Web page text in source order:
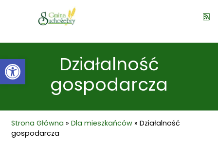
Open toolbarDziałalność
gospodarcza
Strona Główna » Dla mieszkańców » Działalność
gospodarcza